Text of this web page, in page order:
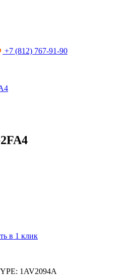
+7 (812) 767-91-90
в 1 клик
1AV2094A